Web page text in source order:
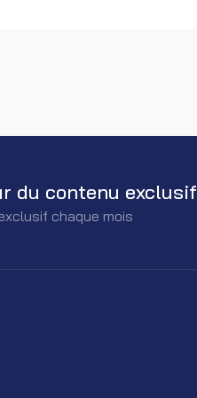
du contenu exclusif
chaque mois